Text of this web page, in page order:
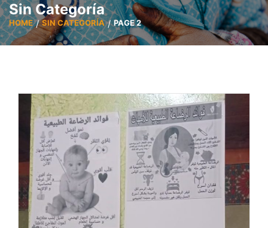
Sin Categoría
HOME SIN CATEGORÍA PAGE 2